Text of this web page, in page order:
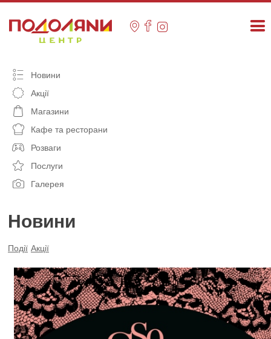
content
Новини
Акції
Магазини
Кафе та ресторани
Розваги
Послуги
Галерея
Новини
Події Акції